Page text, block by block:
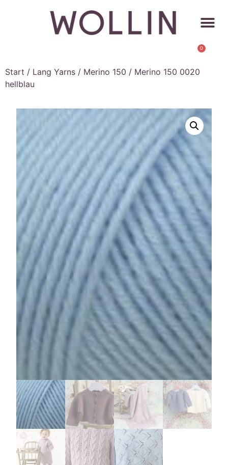
0
Start / Lang Yarns / Merino 150 / Merino 150 0020
hellblau